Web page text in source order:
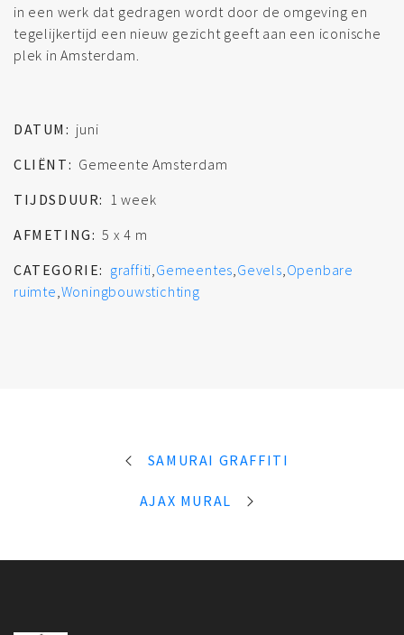
in een werk dat gedragen wordt door de omgeving en
tegelijkertijd een nieuw gezicht geeft aan een iconische
plek in Amsterdam.
DATUM: juni
CLIËNT: Gemeente Amsterdam
TIJDSDUUR: 1 week
AFMETING: 5 x 4 m
CATEGORIE: graffiti Gemeentes Gevels Openbare
ruimte Woningbouwstichting
SAMURAI GRAFFITI
AJAX MURAL